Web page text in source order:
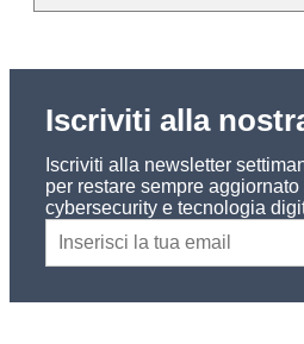
Iscriviti alla
Iscriviti alla newsletter
per restare sempre
cybersecurity e tecnologia